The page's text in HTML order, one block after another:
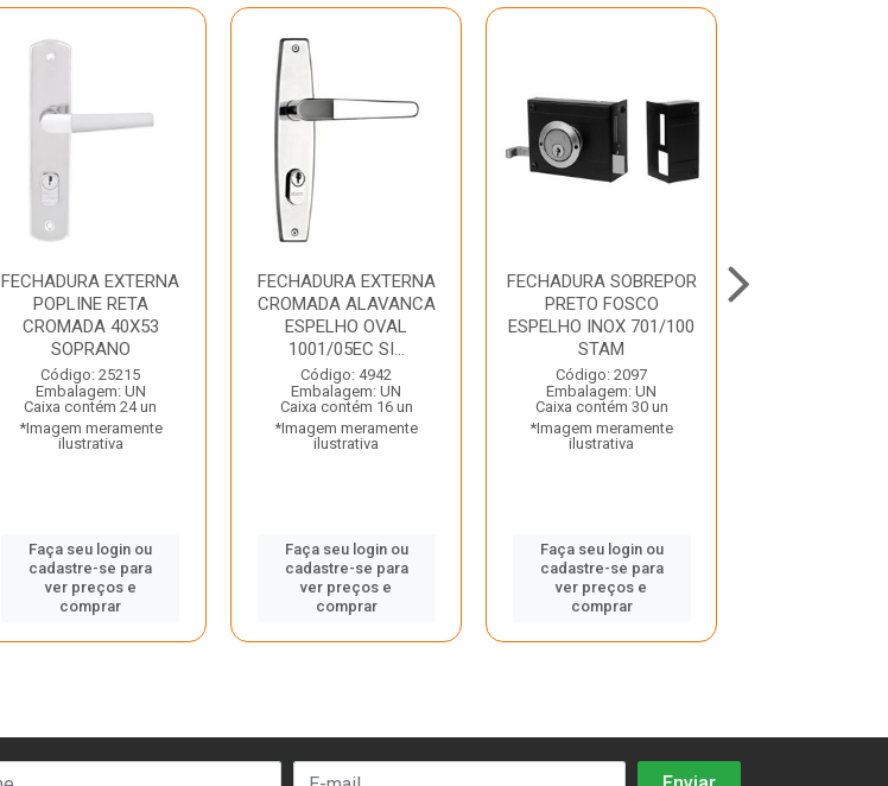
FECHADURA EXTERNA
POPLINE RETA
CROMADA 40X53
SOPRANO
Código: 25215
Embalagem: UN
Caixa contém 24 un
*Imagem meramente
ilustrativa
Faça seu login ou
cadastre-se para
ver preços e
comprar
FECHADURA EXTERNA
CROMADA ALAVANCA
ESPELHO OVAL
1001/05EC SI...
Código: 4942
Embalagem: UN
Caixa contém 16 un
*Imagem meramente
ilustrativa
Faça seu login ou
cadastre-se para
ver preços e
comprar
FECHADURA SOBREPOR
PRETO FOSCO
ESPELHO INOX 701/100
STAM
Código: 2097
Embalagem: UN
Caixa contém 30 un
*Imagem meramente
ilustrativa
Faça seu login ou
cadastre-se para
ver preços e
comprar